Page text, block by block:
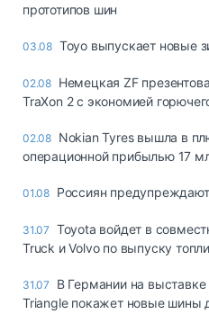
прототипов шин
03.08 Toyo выпускает новые
02.08 Немецкая ZF
TraXon 2 с экономией
02.08 Nokian Tyres вышла в
операционной прибылью 17
01.08 Россиян
31.07 Toyota войдет в
Truck и Volvo по выпуску
31.07
В Германии на
Triangle покажет новые шины